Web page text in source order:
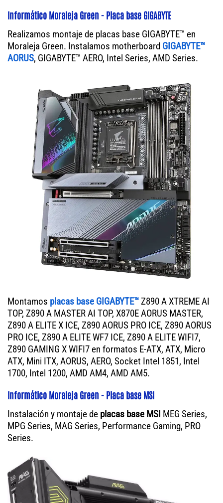
Informático Moraleja Green - Placa base GIGABYTE
Realizamos montaje de placas base GIGABYTE™ en
Moraleja Green. Instalamos motherboard GIGABYTE™
AORUS, GIGABYTE™ AERO, Intel Series, AMD Series.
Montamos placas base GIGABYTE™Z890 A XTREME AI
TOP, Z890 A MASTER AI TOP, X870E AORUS MASTER,
Z890 A ELITE X ICE, Z890 AORUS PRO ICE, Z890 AORUS
PRO ICE, Z890 A ELITE WF7 ICE, Z890 A ELITE WIFI7,
Z890 GAMING X WIFI7 en formatos E-ATX, ATX, Micro
ATX, Mini ITX, AORUS, AERO, Socket Intel 1851, Intel
1700, Intel 1200, AMD AM4, AMD AM5.
Informático Moraleja Green - Placa base MSI
Instalación y montaje de placas base MSI MEG Series,
MPG Series, MAG Series, Performance Gaming, PRO
Series.